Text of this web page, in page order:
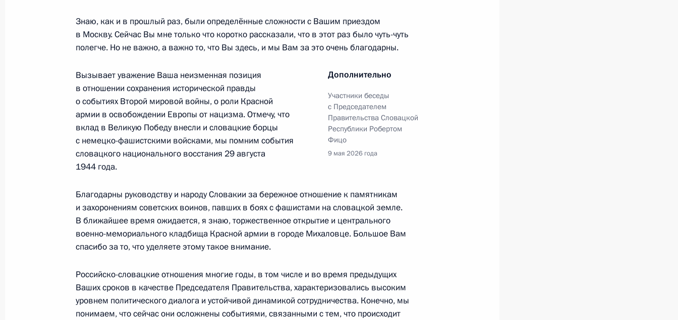
Встреча с Александром Шуваевым
13 мая 2026 года, 19:15 Москва, Кремль
Телефонный разговор с Гурбангулы Бердымухамедовым
13 мая 2026 года, 18:50
Посещение Московского института теплотехники
13 мая 2026 года, 17:25
12 мая, вторник
Рабочая встреча с Министром экономического развития
Максимом Решетниковым
5
Заявление по поводу успешного испытания ракеты «Сармат»
Знаю, как и в прошлый раз, были определённые сложности с Вашим приездом
в Москву. Сейчас Вы мне только что коротко рассказали, что в этот раз было чуть-чуть
полегче. Но не важно, а важно то, что Вы здесь, и мы Вам за это очень благодарны.
Дополнительно
Участники беседы
с Председателем
Правительства Словацкой
Республики Робертом
Фицо
9 мая 2026 года
Вызывает уважение Ваша неизменная позиция
в отношении сохранения исторической правды
о событиях Второй мировой войны, о роли Красной
армии в освобождении Европы от нацизма. Отмечу, что
вклад в Великую Победу внесли и словацкие борцы
с немецко-фашистскими войсками, мы помним события
словацкого национального восстания 29 августа
1944 года.
Благодарны руководству и народу Словакии за бережное отношение к памятникам
и захоронениям советских воинов, павших в боях с фашистами на словацкой земле.
В ближайшее время ожидается, я знаю, торжественное открытие и центрального
военно-мемориального кладбища Красной армии в городе Михаловце. Большое Вам
спасибо за то, что уделяете этому такое внимание.
Российско-словацкие отношения многие годы, в том числе и во время предыдущих
Ваших сроков в качестве Председателя Правительства, характеризовались высоким
уровнем политического диалога и устойчивой динамикой сотрудничества. Конечно, мы
понимаем, что сейчас они осложнены событиями, связанными с тем, что происходит